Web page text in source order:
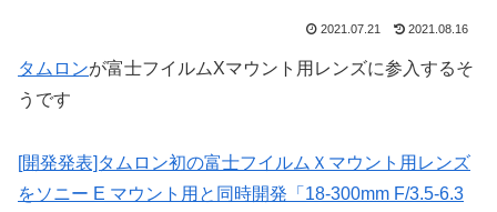
2021.07.21 2021.08.16
タムロンが富士フイルムXマウント用レンズに参入するそ
うです
[開発発表]タムロン初の富士フイルムＸマウント用レンズ
をソニー E マウント用と同時開発「18-300mm F/3.5-6.3